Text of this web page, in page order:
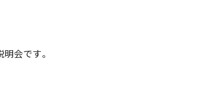
会です。